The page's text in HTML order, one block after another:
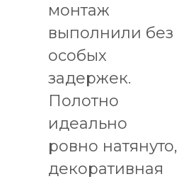
монтаж
выполнили без
особых
задержек.
Полотно
идеально
ровно натянуто,
декоративная